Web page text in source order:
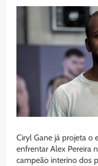
Ciryl Gane já projeta o
enfrentar Alex Pereira
campeão interino dos